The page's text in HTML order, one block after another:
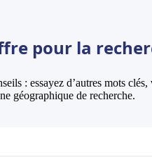
pour la
: essayez d’autres mots
géographique de recherche.